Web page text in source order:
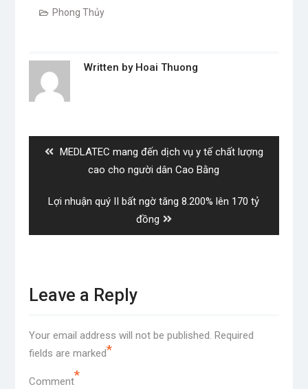
Phong Thủy
Written by Hoai Thuong
Previous
MEDLATEC mang đến dịch vụ y tế chất lượng
cao cho người dân Cao Bằng
Next
Lợi nhuận quý II bất ngờ tăng 8.200% lên 170 tỷ
đồng
Leave a Reply
Your email address will not be published. Required
fields are marked*
Comment*